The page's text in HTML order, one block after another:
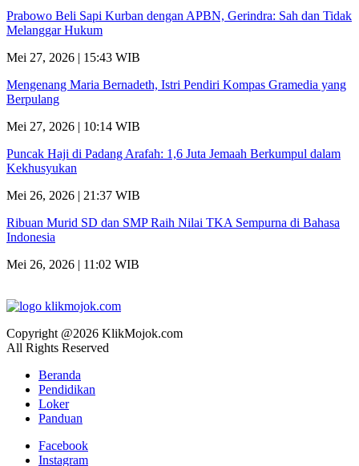
Prabowo Beli Sapi Kurban dengan APBN, Gerindra: Sah dan Tidak
Melanggar Hukum
Mei 27, 2026 | 15:43 WIB
Mengenang Maria Bernadeth, Istri Pendiri Kompas Gramedia yang
Berpulang
Mei 27, 2026 | 10:14 WIB
Puncak Haji di Padang Arafah: 1,6 Juta Jemaah Berkumpul dalam
Kekhusyukan
Mei 26, 2026 | 21:37 WIB
Ribuan Murid SD dan SMP Raih Nilai TKA Sempurna di Bahasa
Indonesia
Mei 26, 2026 | 11:02 WIB
Copyright @2026 KlikMojok.com
All Rights Reserved
Beranda
Pendidikan
Loker
Panduan
Facebook
Instagram